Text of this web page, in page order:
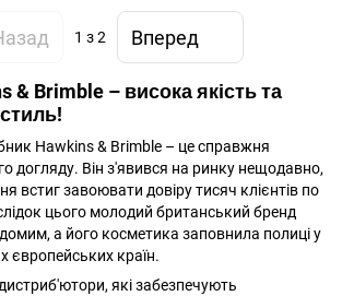
1 з 2 Вперед
& Brimble – висока якість та
Hawkins & Brimble – це справжня
догляду. Він з'явився на ринку нещодавно,
встиг завоювати довіру тисяч клієнтів по
цього молодий британський бренд
а його косметика заповнила полиці у
європейських країн.
які забезпечують